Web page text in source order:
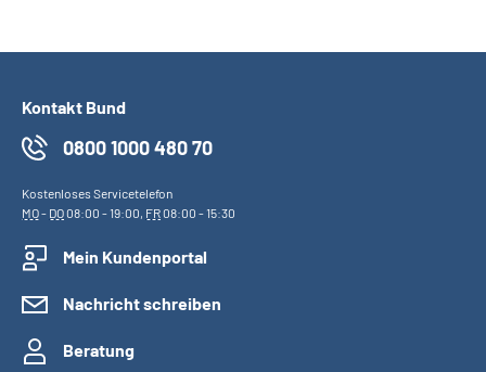
Kontakt Bund
0800 1000 480 70
Kostenloses Servicetelefon
MO- DO08:00 - 19:00, FR08:00 - 15:30
Mein Kundenportal
Nachricht schreiben
Beratung